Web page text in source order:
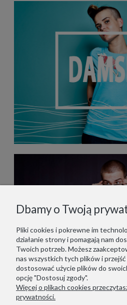
Dbamy o Twoją
Pliki cookies i pokrewne im
działanie strony i pomagają nam
Twoich potrzeb. Możesz
nas wszystkich tych plików i
dostosować użycie plików do
opcję "Dostosuj zgody".
Więcej o plikach cookies
prywatności.